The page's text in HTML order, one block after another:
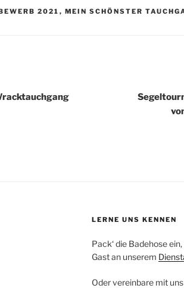
2021 , MEIN SCHÖNSTER
LERNE UNS KENNEN
Pack‘ die Badehose
Gast an unserem
Oder vereinbare mit